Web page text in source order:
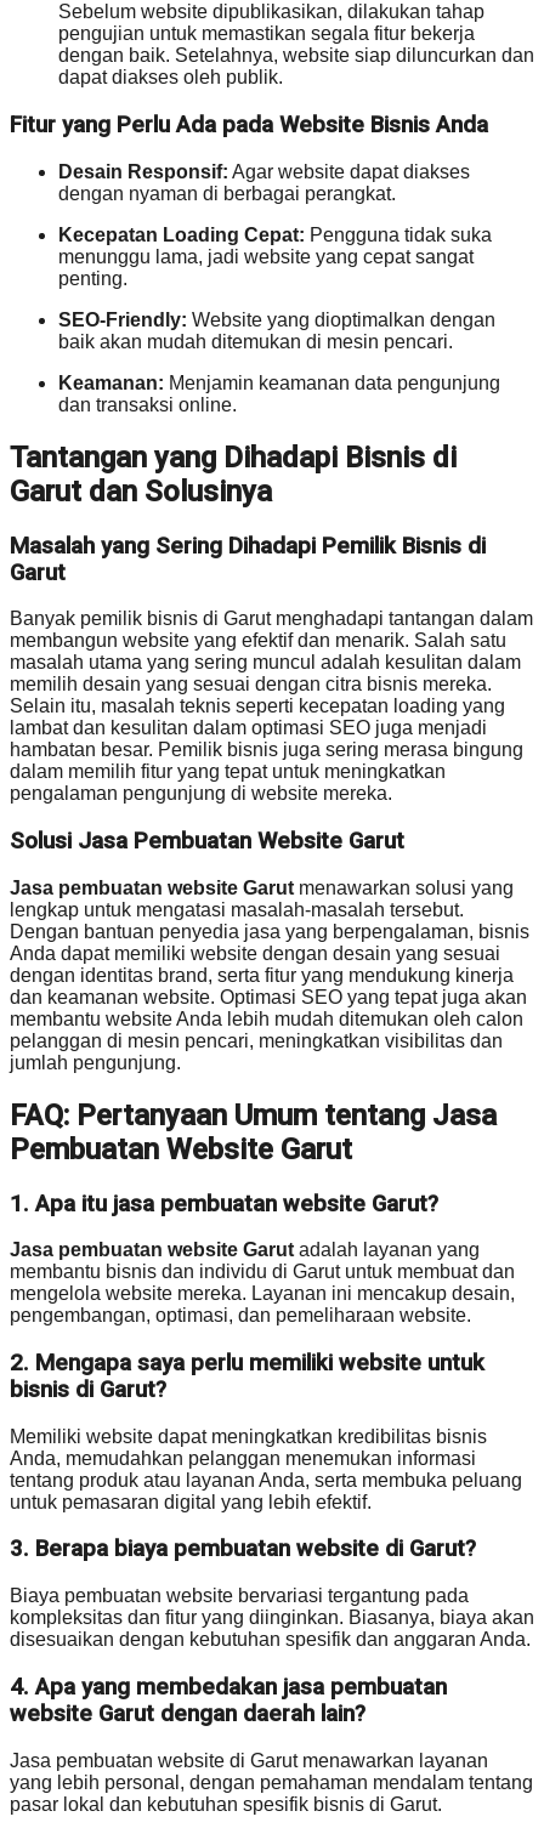
Sebelum website dipublikasikan, dilakukan tahap
pengujian untuk memastikan segala fitur bekerja
dengan baik. Setelahnya, website siap diluncurkan dan
dapat diakses oleh publik.
Fitur yang Perlu Ada pada Website Bisnis Anda
Desain Responsif: Agar website dapat diakses
dengan nyaman di berbagai perangkat.
Kecepatan Loading Cepat: Pengguna tidak suka
menunggu lama, jadi website yang cepat sangat
penting.
SEO-Friendly: Website yang dioptimalkan dengan
baik akan mudah ditemukan di mesin pencari.
Keamanan: Menjamin keamanan data pengunjung
dan transaksi online.
Tantangan yang Dihadapi Bisnis di
Garut dan Solusinya
Masalah yang Sering Dihadapi Pemilik Bisnis di
Garut
Banyak pemilik bisnis di Garut menghadapi tantangan dalam
membangun website yang efektif dan menarik. Salah satu
masalah utama yang sering muncul adalah kesulitan dalam
memilih desain yang sesuai dengan citra bisnis mereka.
Selain itu, masalah teknis seperti kecepatan loading yang
lambat dan kesulitan dalam optimasi SEO juga menjadi
hambatan besar. Pemilik bisnis juga sering merasa bingung
dalam memilih fitur yang tepat untuk meningkatkan
pengalaman pengunjung di website mereka.
Solusi Jasa Pembuatan Website Garut
Jasa pembuatan website Garut menawarkan solusi yang
lengkap untuk mengatasi masalah-masalah tersebut.
Dengan bantuan penyedia jasa yang berpengalaman, bisnis
Anda dapat memiliki website dengan desain yang sesuai
dengan identitas brand, serta fitur yang mendukung kinerja
dan keamanan website. Optimasi SEO yang tepat juga akan
membantu website Anda lebih mudah ditemukan oleh calon
pelanggan di mesin pencari, meningkatkan visibilitas dan
jumlah pengunjung.
FAQ: Pertanyaan Umum tentang Jasa
Pembuatan Website Garut
1. Apa itu jasa pembuatan website Garut?
Jasa pembuatan website Garut adalah layanan yang
membantu bisnis dan individu di Garut untuk membuat dan
mengelola website mereka. Layanan ini mencakup desain,
pengembangan, optimasi, dan pemeliharaan website.
2. Mengapa saya perlu memiliki website untuk
bisnis di Garut?
Memiliki website dapat meningkatkan kredibilitas bisnis
Anda, memudahkan pelanggan menemukan informasi
tentang produk atau layanan Anda, serta membuka peluang
untuk pemasaran digital yang lebih efektif.
3. Berapa biaya pembuatan website di Garut?
Biaya pembuatan website bervariasi tergantung pada
kompleksitas dan fitur yang diinginkan. Biasanya, biaya akan
disesuaikan dengan kebutuhan spesifik dan anggaran Anda.
4. Apa yang membedakan jasa pembuatan
website Garut dengan daerah lain?
Jasa pembuatan website di Garut menawarkan layanan
yang lebih personal, dengan pemahaman mendalam tentang
pasar lokal dan kebutuhan spesifik bisnis di Garut.